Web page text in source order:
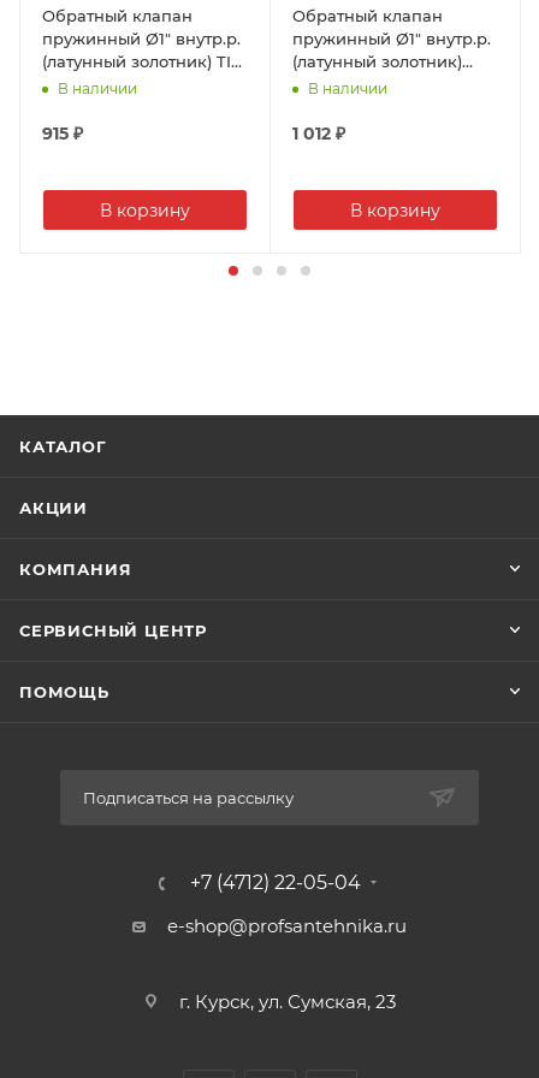
Обратный клапан
пружинный Ø1" внутр.р.
(латунный золотник) TIM
(20)В наличии
915 ₽
В корзину
Обратный клапан
пружинный Ø1" внутр.р.
(латунный золотник)
VALTEC (8/96)
В наличии
1 012 ₽
В корзину
КАТАЛОГ
АКЦИИ
КОМПАНИЯ
СЕРВИСНЫЙ ЦЕНТР
ПОМОЩЬ
Подписаться на рассылку
+7 (4712) 22-05-04
e-shop@profsantehnika.ru
г. Курск, ул. Сумская, 23